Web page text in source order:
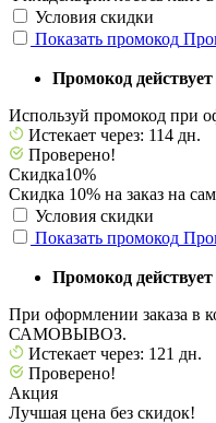
Условия скидки
Показать промокод
Промокод действует
Используй промокод при
Истекает через: 114 дн.
Проверено!
Скидка10%
Скидка 10% на заказ на
Условия скидки
Показать промокод
Промокод действует
При оформлении заказа в
САМОВЫВОЗ.
Истекает через: 121 дн.
Проверено!
Акция
Лучшая цена без скидок!